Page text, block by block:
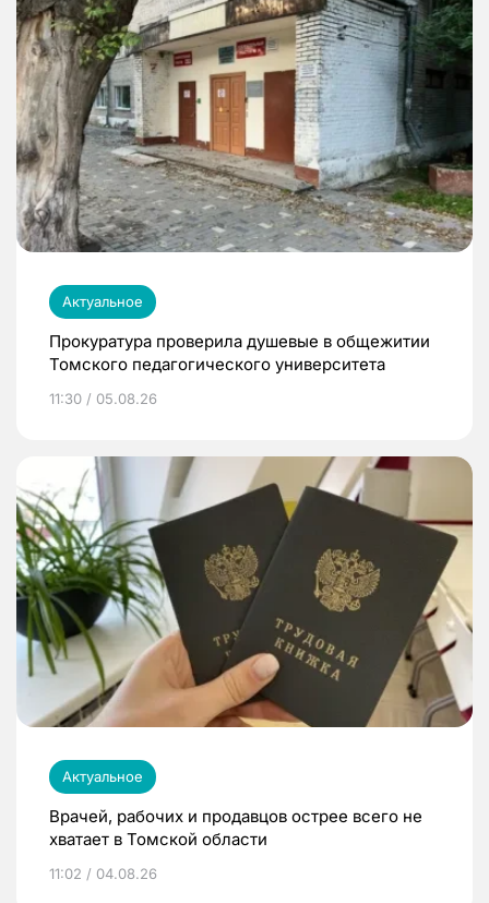
Актуальное
Прокуратура проверила душевые в общежитии
Томского педагогического университета
11:30 / 05.08.26
Актуальное
Врачей, рабочих и продавцов острее всего не
хватает в Томской области
11:02 / 04.08.26